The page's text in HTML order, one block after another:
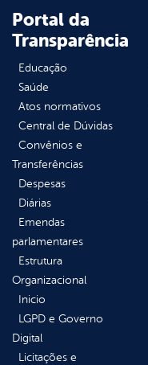
Portal da
Transparência
Educação
Saúde
Atos normativos
Central de Dúvidas
Convênios e
Transferências
Despesas
Diárias
Emendas
parlamentares
Estrutura
Organizacional
Inicio
LGPD e Governo
Digital
Licitações e